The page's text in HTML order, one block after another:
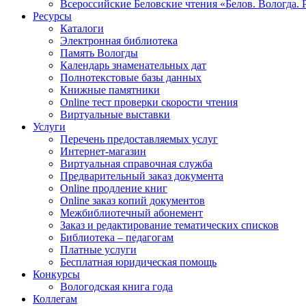
Всероссийские Беловские чтения «Белов. Вологда.
Ресурсы
Каталоги
Электронная библиотека
Память Вологды
Календарь знаменательных дат
Полнотекстовые базы данных
Книжные памятники
Online тест проверки скорости чтения
Виртуальные выставки
Услуги
Перечень предоставляемых услуг
Интернет-магазин
Виртуальная справочная служба
Предварительный заказ документа
Online продление книг
Online заказ копий документов
Межбиблиотечный абонемент
Заказ и редактирование тематических списков
Библиотека – педагогам
Платные услуги
Бесплатная юридическая помощь
Конкурсы
Вологодская книга года
Коллегам